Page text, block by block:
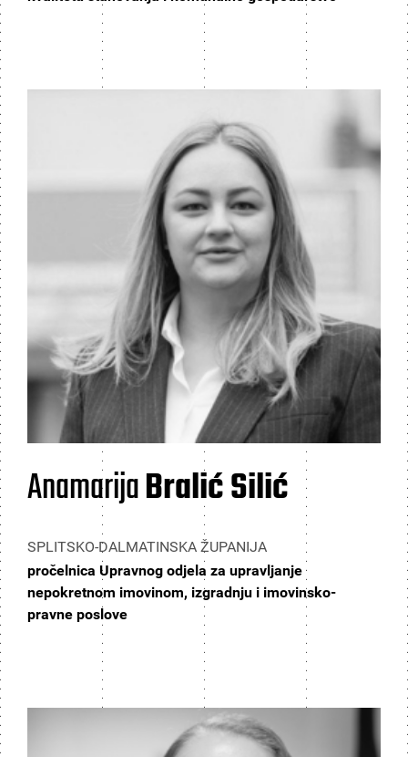
AnamarijaBralić Silić
SPLITSKO-DALMATINSKA ŽUPANIJA
pročelnica Upravnog odjela za upravljanje
nepokretnom imovinom, izgradnju i imovinsko-
pravne poslove